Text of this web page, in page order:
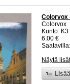
Colorvox
Colorvox
Kunto:
6.00 €
Näytä